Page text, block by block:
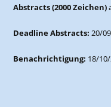
Abstracts (2000 Zeichen)
Deadline Abstracts: 20/
Benachrichtigung: 18/